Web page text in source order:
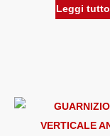
Leggi tutto